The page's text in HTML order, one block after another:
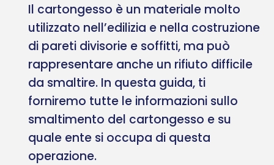
Il cartongesso è un materiale molto
utilizzato nell’edilizia e nella costruzione
di pareti divisorie e soffitti, ma può
rappresentare anche un rifiuto difficile
da smaltire. In questa guida, ti
forniremo tutte le informazioni sullo
smaltimento del cartongesso e su
quale ente si occupa di questa
operazione.